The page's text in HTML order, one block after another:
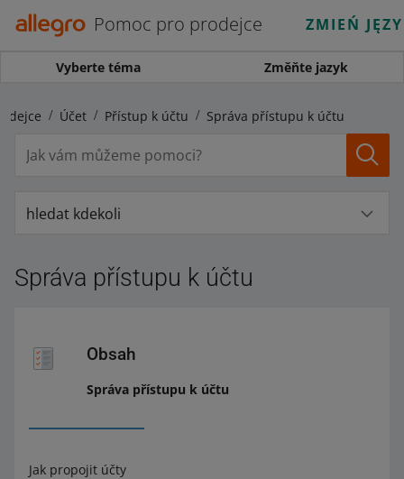
Pomoc pro prodejce ZMIEŃ
Vyberte téma Změňte jazyk
Účet Přístup k účtu Správa přístupu k účtu
hledat kdekoli
Správa přístupu k účtu
Obsah
Správa přístupu k účtu
Jak propojit účty